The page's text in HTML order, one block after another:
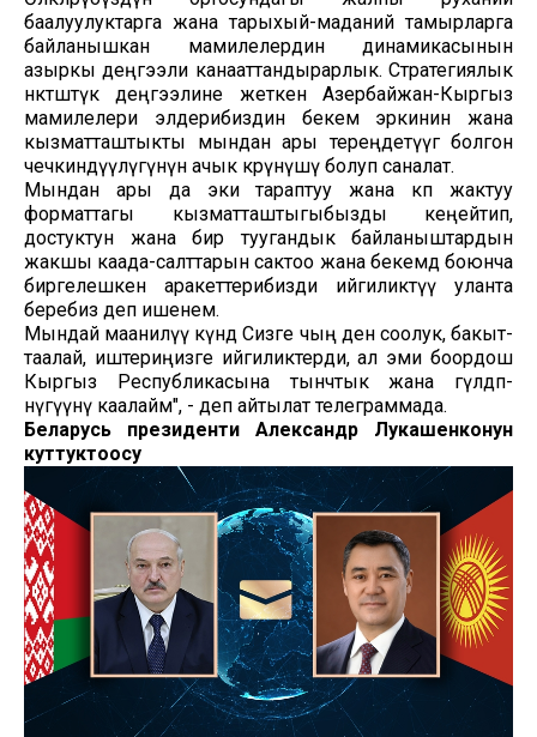
баалуулуктарга жана тарыхый-маданий тамырларга
байланышкан мамилелердин динамикасынын
азыркы деңгээли канааттандырарлык. Стратегиялык
өнөктөштүк деңгээлине жеткен Азербайжан-Кыргыз
мамилелери элдерибиздин бекем эркинин жана
кызматташтыкты мындан ары тереңдетүүгө болгон
чечкиндүүлүгүнүн ачык көрүнүшү болуп саналат.
Мындан ары да эки тараптуу жана көп жактуу
форматтагы кызматташтыгыбызды кеңейтип,
достуктун жана бир туугандык байланыштардын
жакшы каада-салттарын сактоо жана бекемдөө боюнча
биргелешкен аракеттерибизди ийгиликтүү уланта
беребиз деп ишенем.
Мындай маанилүү күндө Сизге чың ден соолук, бакыт-
таалай, иштериңизге ийгиликтерди, ал эми боордош
Кыргыз Республикасына тынчтык жана гүлдөп-
өнүгүүнү каалайм", - деп айтылат телеграммада.
Беларусь президенти Александр Лукашенконун
куттуктоосу